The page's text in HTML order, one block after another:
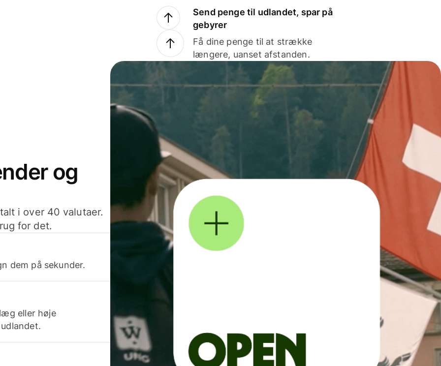
Send penge til udlandet, spar på
gebyrer
Få dine penge til at strække
længere, uanset afstanden.
og
i over 40 valutaer.
for det.
dem på sekunder.
eller høje